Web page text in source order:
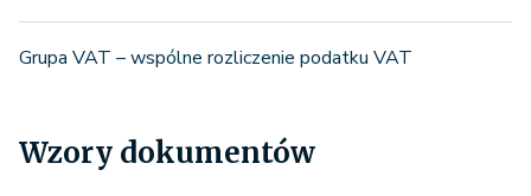
Grupa VAT – wspólne rozliczenie podatku VAT
Wzory dokumentów